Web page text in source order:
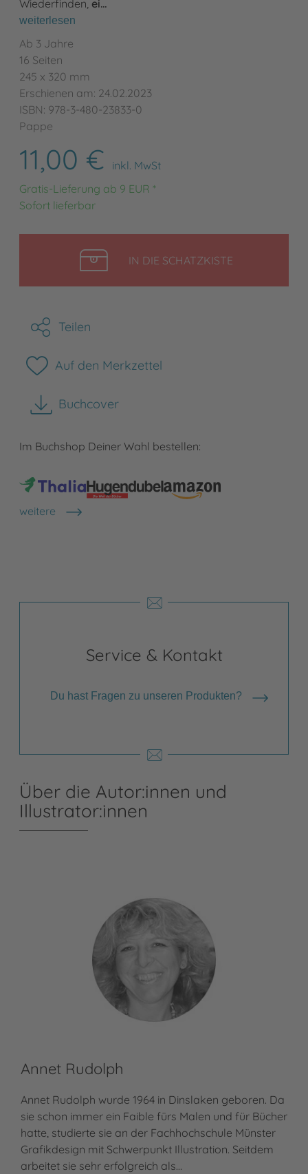
Wiederfinden, ei…
weiterlesen
Ab 3 Jahre
16 Seiten
245 x 320 mm
Erschienen am: 24.02.2023
ISBN: 978-3-480-23833-0
Pappe
11,00 €
inkl. MwSt
Gratis-Lieferung ab 9 EUR *
Sofort lieferbar
IN DIE SCHATZKISTELEGEN
Teilen
Auf den Merkzettel
Buchcover
herunterladen
Im Buchshop Deiner Wahl bestellen:
weitere
Shops anzeigen
Service & Kontakt
Du hast Fragen zu unseren Produkten?
Über die Autor:innen und
Illustrator:innen
Annet Rudolph
Annet Rudolph wurde 1964 in Dinslaken geboren. Da
sie schon immer ein Faible fürs Malen und für Bücher
hatte, studierte sie an der Fachhochschule Münster
Grafikdesign mit Schwerpunkt Illustration. Seitdem
arbeitet sie sehr erfolgreich als…